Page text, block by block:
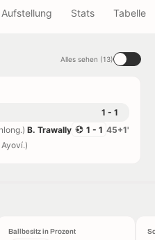
Aufstellung Stats Tabelle
Alles sehen (13)
1 - 1
45+1'
1 - 1
B. Trawally
Ballbesitz in Prozent